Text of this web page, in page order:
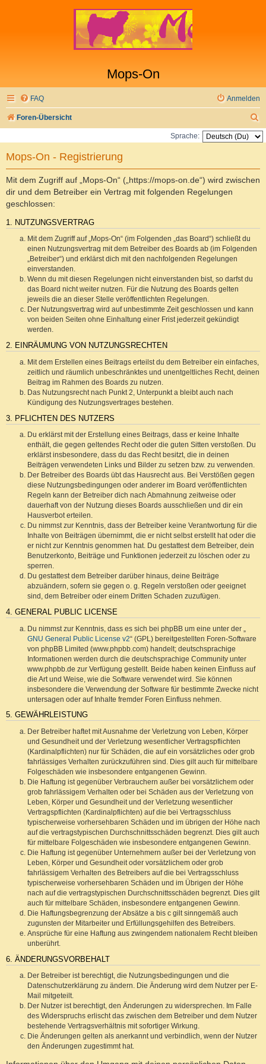
Mops-On
FAQ Anmelden
Foren-Übersicht
u
Sprache:
Mops-On - Registrierung
Mit dem Zugriff auf „Mops-On“ („https://mops-on.de“) wird zwischen
dir und dem Betreiber ein Vertrag mit folgenden Regelungen
geschlossen:
1. NUTZUNGSVERTRAG
Mit dem Zugriff auf „Mops-On“ (im Folgenden „das Board“) schließt du
einen Nutzungsvertrag mit dem Betreiber des Boards ab (im Folgenden
„Betreiber“) und erklärst dich mit den nachfolgenden Regelungen
einverstanden.
Wenn du mit diesen Regelungen nicht einverstanden bist, so darfst du
das Board nicht weiter nutzen. Für die Nutzung des Boards gelten
jeweils die an dieser Stelle veröffentlichten Regelungen.
Der Nutzungsvertrag wird auf unbestimmte Zeit geschlossen und kann
von beiden Seiten ohne Einhaltung einer Frist jederzeit gekündigt
werden.
2. EINRÄUMUNG VON NUTZUNGSRECHTEN
Mit dem Erstellen eines Beitrags erteilst du dem Betreiber ein einfaches,
zeitlich und räumlich unbeschränktes und unentgeltliches Recht, deinen
Beitrag im Rahmen des Boards zu nutzen.
Das Nutzungsrecht nach Punkt 2, Unterpunkt a bleibt auch nach
Kündigung des Nutzungsvertrages bestehen.
3. PFLICHTEN DES NUTZERS
Du erklärst mit der Erstellung eines Beitrags, dass er keine Inhalte
enthält, die gegen geltendes Recht oder die guten Sitten verstoßen. Du
erklärst insbesondere, dass du das Recht besitzt, die in deinen
Beiträgen verwendeten Links und Bilder zu setzen bzw. zu verwenden.
Der Betreiber des Boards übt das Hausrecht aus. Bei Verstößen gegen
diese Nutzungsbedingungen oder anderer im Board veröffentlichten
Regeln kann der Betreiber dich nach Abmahnung zeitweise oder
dauerhaft von der Nutzung dieses Boards ausschließen und dir ein
Hausverbot erteilen.
Du nimmst zur Kenntnis, dass der Betreiber keine Verantwortung für die
Inhalte von Beiträgen übernimmt, die er nicht selbst erstellt hat oder die
er nicht zur Kenntnis genommen hat. Du gestattest dem Betreiber, dein
Benutzerkonto, Beiträge und Funktionen jederzeit zu löschen oder zu
sperren.
Du gestattest dem Betreiber darüber hinaus, deine Beiträge
abzuändern, sofern sie gegen o. g. Regeln verstoßen oder geeignet
sind, dem Betreiber oder einem Dritten Schaden zuzufügen.
4. GENERAL PUBLIC LICENSE
Du nimmst zur Kenntnis, dass es sich bei phpBB um eine unter der „
GNU General Public License v2“ (GPL) bereitgestellten Foren-Software
von phpBB Limited (www.phpbb.com) handelt; deutschsprachige
Informationen werden durch die deutschsprachige Community unter
www.phpbb.de zur Verfügung gestellt. Beide haben keinen Einfluss auf
die Art und Weise, wie die Software verwendet wird. Sie können
insbesondere die Verwendung der Software für bestimmte Zwecke nicht
untersagen oder auf Inhalte fremder Foren Einfluss nehmen.
5. GEWÄHRLEISTUNG
Der Betreiber haftet mit Ausnahme der Verletzung von Leben, Körper
und Gesundheit und der Verletzung wesentlicher Vertragspflichten
(Kardinalpflichten) nur für Schäden, die auf ein vorsätzliches oder grob
fahrlässiges Verhalten zurückzuführen sind. Dies gilt auch für mittelbare
Folgeschäden wie insbesondere entgangenen Gewinn.
Die Haftung ist gegenüber Verbrauchern außer bei vorsätzlichem oder
grob fahrlässigem Verhalten oder bei Schäden aus der Verletzung von
Leben, Körper und Gesundheit und der Verletzung wesentlicher
Vertragspflichten (Kardinalpflichten) auf die bei Vertragsschluss
typischerweise vorhersehbaren Schäden und im übrigen der Höhe nach
auf die vertragstypischen Durchschnittsschäden begrenzt. Dies gilt auch
für mittelbare Folgeschäden wie insbesondere entgangenen Gewinn.
Die Haftung ist gegenüber Unternehmern außer bei der Verletzung von
Leben, Körper und Gesundheit oder vorsätzlichem oder grob
fahrlässigem Verhalten des Betreibers auf die bei Vertragsschluss
typischerweise vorhersehbaren Schäden und im Übrigen der Höhe
nach auf die vertragstypischen Durchschnittsschäden begrenzt. Dies gilt
auch für mittelbare Schäden, insbesondere entgangenen Gewinn.
Die Haftungsbegrenzung der Absätze a bis c gilt sinngemäß auch
zugunsten der Mitarbeiter und Erfüllungsgehilfen des Betreibers.
Ansprüche für eine Haftung aus zwingendem nationalem Recht bleiben
unberührt.
6. ÄNDERUNGSVORBEHALT
Der Betreiber ist berechtigt, die Nutzungsbedingungen und die
Datenschutzerklärung zu ändern. Die Änderung wird dem Nutzer per E-
Mail mitgeteilt.
Der Nutzer ist berechtigt, den Änderungen zu widersprechen. Im Falle
des Widerspruchs erlischt das zwischen dem Betreiber und dem Nutzer
bestehende Vertragsverhältnis mit sofortiger Wirkung.
Die Änderungen gelten als anerkannt und verbindlich, wenn der Nutzer
den Änderungen zugestimmt hat.